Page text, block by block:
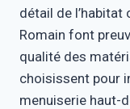
détail de
Romain font
qualité des
choisissent pour
menuiserie haut-